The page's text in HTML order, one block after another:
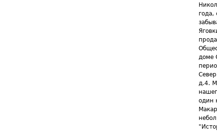
года,
доме
д.4.
один